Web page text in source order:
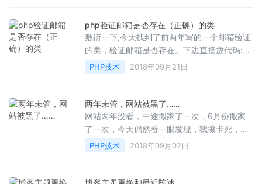
php验证邮箱是否存在（正确）的类
敷衍一下,今天找到了前两年写的一个邮箱验证
的类，验证邮箱是否存在。下边直接放代码:
PHP技术 2018年09月21日
两年未管，网站被黑了……
网站两年没看，中途搬家了一次，6月份搬家
了一次，今天偶然看一眼发现，我擦卡死，服
务器配置低也不至于这样，查看代码一看被黑
了。确实是两年来...
PHP技术 2018年09月02日